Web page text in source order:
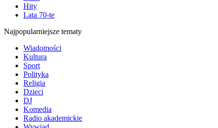
Hity
Lata 70-te
Najpopularniejsze tematy
Wiadomości
Kultura
Sport
Polityka
Religia
Dzieci
DJ
Komedia
Radio akademickie